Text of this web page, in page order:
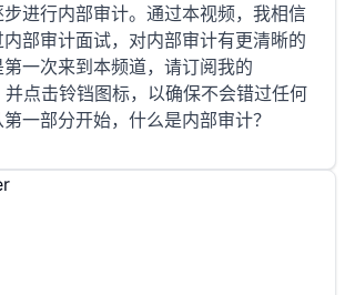
进行内部审计。通过本视频，我相信
部审计面试，对内部审计有更清晰的
一次来到本频道，请订阅我的
点击铃铛图标，以确保不会错过任何
一部分开始，什么是内部审计？